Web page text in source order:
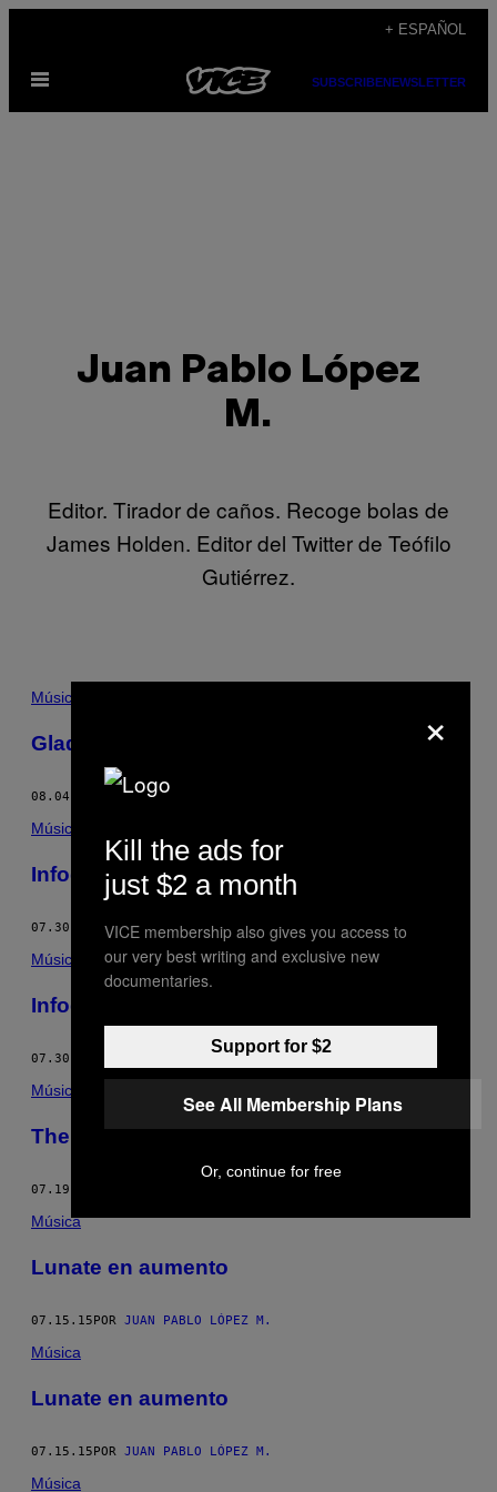
contenido
+ ESPAÑOL
Abrir
SUBSCRIBENEWSLETTER
Juan Pablo López
M.
Editor. Tirador de caños. Recoge bolas de
James Holden. Editor del Twitter de Teófilo
Gutiérrez.
POSTS
BY
THIS
AUTHOR
Música
Gladkazuka: entre silencios y misterios
08.04.15 PORJUAN PABLO LÓPEZ M.
Música
Infografía: pasta negra colombiana
07.30.15 PORJUAN PABLO LÓPEZ M.
Música
Infografía: pasta negra colombiana
07.30.15 JUAN PABLO LÓPEZ M.
Música
The Drifter estuvo a la deriva por Colombia
07.19.15
Música
Lunate en aumento
07.15.15POR JUAN PABLO LÓPEZ M.
Música
Lunate en aumento
07.15.15POR JUAN PABLO LÓPEZ M.
Música
×
Kill the ads for
just $2 a month
VICE membership also gives you access to
our very best writing and exclusive new
documentaries.
Support for $2
See All Membership Plans
Or, continue for free